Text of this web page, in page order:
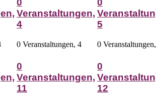
0
Veranstaltungen,
4
0 Veranstaltungen, 4
0
5
0
0
Veranstaltungen,
11
0
12